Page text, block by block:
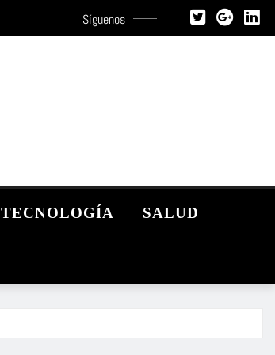
Síguenos
TECNOLOGÍA SALUD